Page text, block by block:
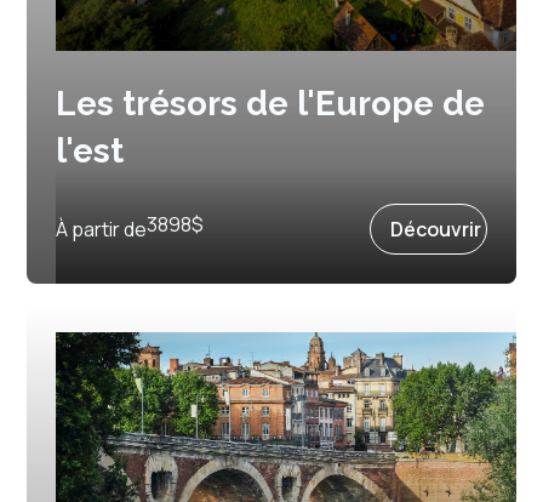
Les trésors de l'Europe de
l'est
24 septembre 2026
À partir de3898$ Découvrir